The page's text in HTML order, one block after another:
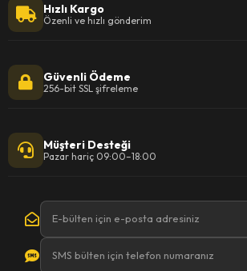
Hızlı Kargo
Özenli ve hızlı gönderim
Güvenli Ödeme
256-bit SSL şifreleme
Müşteri Desteği
Pazar hariç 09:00–18:00